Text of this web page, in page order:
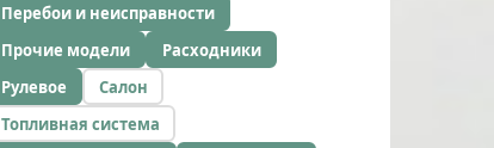
Перебои и неисправности
Прочие модели
Расходники
Рулевое
Салон
Топливная система